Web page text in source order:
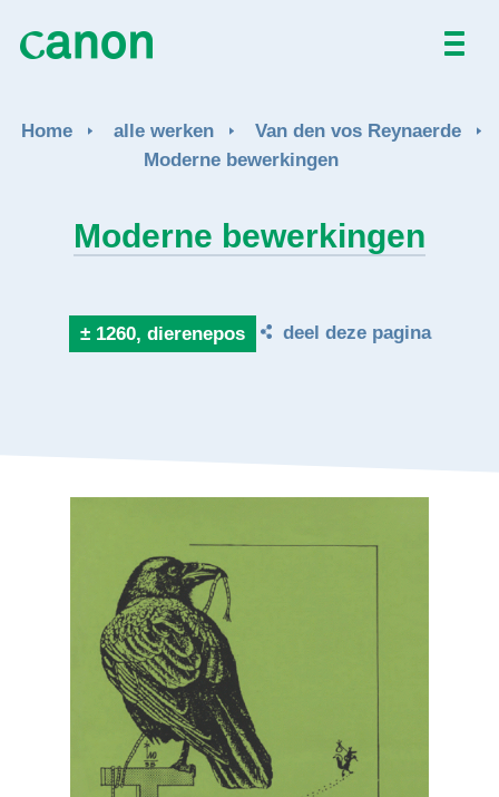
Activiteiten
Home alle werken
Van den vos Reynaerde
Moderne bewerkingen
Moderne bewerkingen
± 1260, dierenepos deel deze pagina